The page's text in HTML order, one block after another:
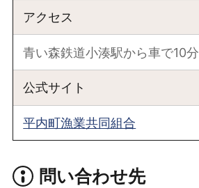
アクセス
青い森鉄道小湊駅から車で10分
公式サイト
平内町漁業共同組合
問い合わせ先